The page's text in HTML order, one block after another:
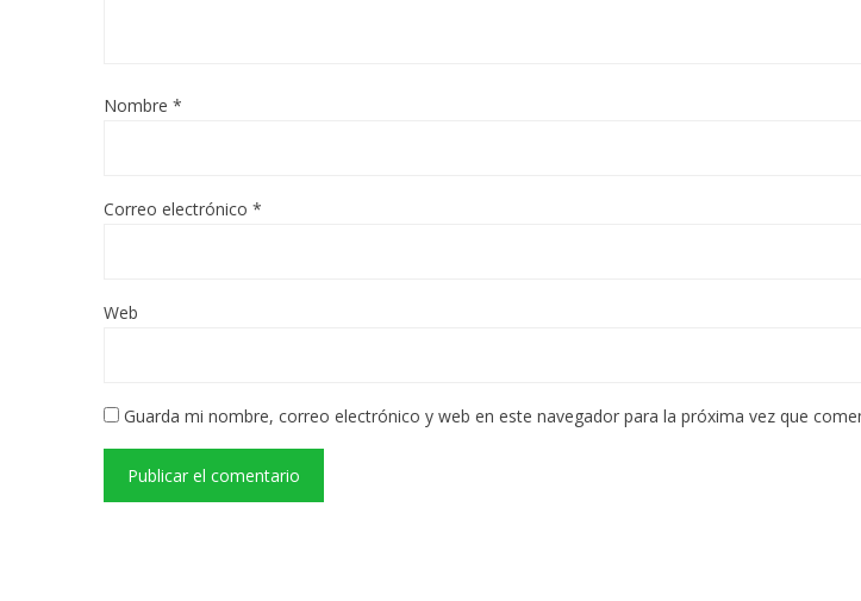
Nombre *
Correo electrónico *
Web
Guarda mi nombre, correo electrónico y web en este navegador para la próxima vez que